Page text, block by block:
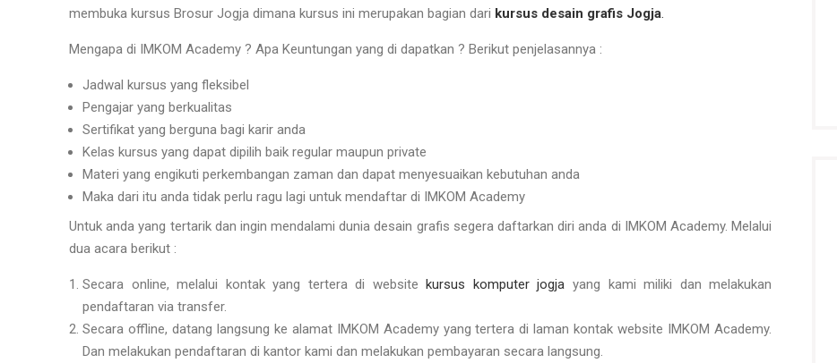
membuka kursus Brosur Jogja dimana kursus ini merupakan bagian dari kursus desain grafis Jogja.
Mengapa di IMKOM Academy ? Apa Keuntungan yang di dapatkan ? Berikut penjelasannya :
Jadwal kursus yang fleksibel
Pengajar yang berkualitas
Sertifikat yang berguna bagi karir anda
Kelas kursus yang dapat dipilih baik regular maupun private
Materi yang engikuti perkembangan zaman dan dapat menyesuaikan kebutuhan anda
Maka dari itu anda tidak perlu ragu lagi untuk mendaftar di IMKOM Academy
Untuk anda yang tertarik dan ingin mendalami dunia desain grafis segera daftarkan diri anda di IMKOM Academy. Melalui
dua acara berikut :
Secara online, melalui kontak yang tertera di websitekursus komputer jogja yang kami miliki dan melakukan
pendaftaran via transfer.
Secara offline, datang langsung ke alamat IMKOM Academy yang tertera di laman kontak website IMKOM Academy.
Dan melakukan pendaftaran di kantor kami dan melakukan pembayaran secara langsung.